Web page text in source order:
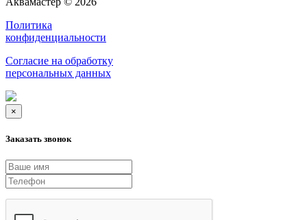
Политика
конфиденциальности
Согласие на обработку
персональных данных
×
Заказать звонок